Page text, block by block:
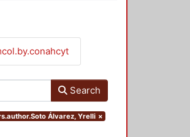
Search
Álvarez, Yrelli ×